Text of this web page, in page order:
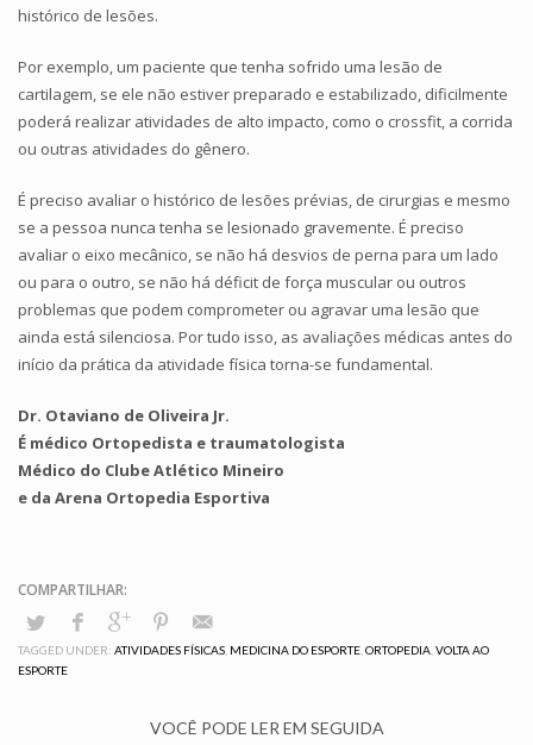
histórico de lesões.
Por exemplo, um paciente que tenha sofrido uma lesão de
cartilagem, se ele não estiver preparado e estabilizado, dificilmente
poderá realizar atividades de alto impacto, como o crossfit, a corrida
ou outras atividades do gênero.
É preciso avaliar o histórico de lesões prévias, de cirurgias e mesmo
se a pessoa nunca tenha se lesionado gravemente. É preciso
avaliar o eixo mecânico, se não há desvios de perna para um lado
ou para o outro, se não há déficit de força muscular ou outros
problemas que podem comprometer ou agravar uma lesão que
ainda está silenciosa. Por tudo isso, as avaliações médicas antes do
início da prática da atividade física torna-se fundamental.
Dr. Otaviano de Oliveira Jr.
É médico Ortopedista e traumatologista
Médico do Clube Atlético Mineiro
e da Arena Ortopedia Esportiva
TAGGED UNDER: ATIVIDADES FÍSICAS MEDICINA DO ESPORTE ORTOPEDIA VOLTA AO
ESPORTE
VOCÊ PODE LER EM SEGUIDA